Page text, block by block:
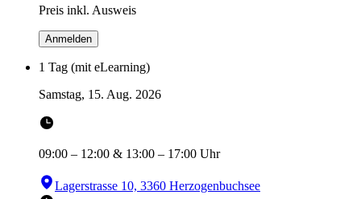
Preis inkl. Ausweis
Anmelden
1 Tag (mit eLearning)
Samstag, 15. Aug. 2026
09:00 – 12:00 & 13:00 – 17:00 Uhr
Lagerstrasse 10, 3360 Herzogenbuchsee